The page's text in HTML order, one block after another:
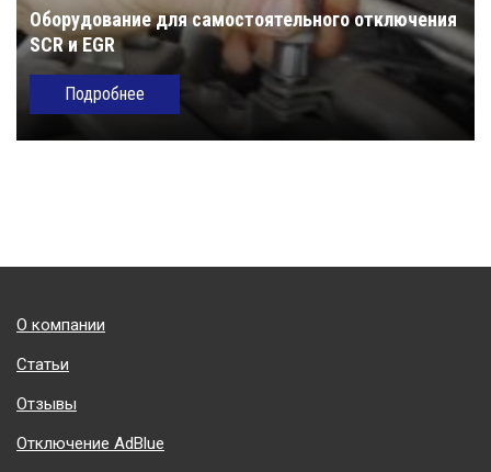
Оборудование для самостоятельного отключения
SCR и EGR
Подробнее
Подвал
О компании
Статьи
Отзывы
Отключение AdBlue